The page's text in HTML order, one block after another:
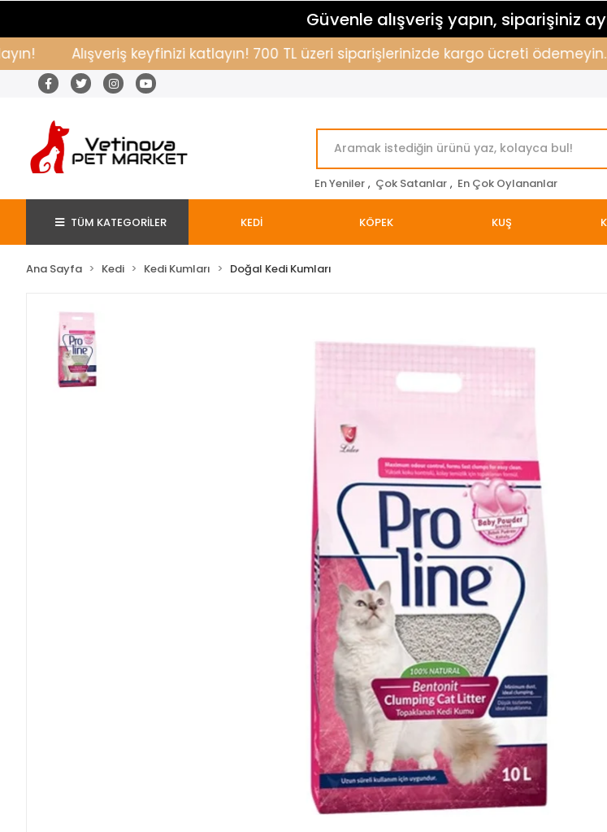
Güvenle alışveriş yapın, siparişiniz
Alışveriş keyfinizi katlayın! 700 TL üzeri siparişlerinizde kargo ücreti ödemeyin.
En Yeniler , Çok Satanlar , En Çok Oylananlar
TÜM KATEGORİLER KEDİ KÖPEK KUŞ
Ana Sayfa Kedi Kedi Kumları Doğal Kedi Kumları